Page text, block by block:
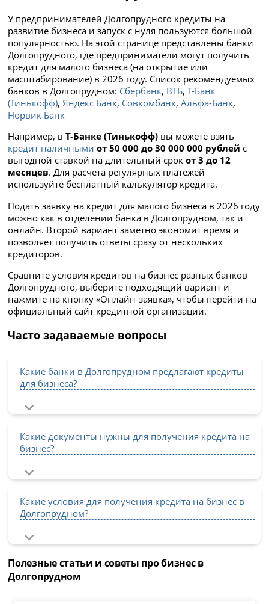
У предпринимателей Долгопрудного кредиты на
развитие бизнеса и запуск с нуля пользуются большой
популярностью. На этой странице представлены банки
Долгопрудного, где предприниматели могут получить
кредит для малого бизнеса (на открытие или
масштабирование) в 2026 году. Список рекомендуемых
банков в Долгопрудном: Сбербанк, ВТБ,Т-Банк
(Тинькофф), Яндекс Банк, Совкомбанк,Альфа-Банк,
Норвик Банк
Например, вТ-Банке (Тинькофф) вы можете взять
кредит наличными от 50 000 до 30 000 000 рублей с
выгодной ставкой на длительный срокот 3 до 12
месяцев. Для расчета регулярных платежей
используйте бесплатный калькулятор кредита.
Подать заявку на кредит для малого бизнеса в 2026 году
можно как в отделении банка в Долгопрудном, так и
онлайн. Второй вариант заметно экономит время и
позволяет получить ответы сразу от нескольких
кредиторов.
Сравните условия кредитов на бизнес разных банков
Долгопрудного, выберите подходящий вариант и
нажмите на кнопку «Онлайн-заявка», чтобы перейти на
официальный сайт кредитной организации.
Часто задаваемые вопросы
Какие банки в Долгопрудном предлагают кредиты
для бизнеса?
Какие документы нужны для получения кредита на
бизнес?
Какие условия для получения кредита на бизнес в
Долгопрудном?
Полезные статьи и советы про бизнес в
Долгопрудном